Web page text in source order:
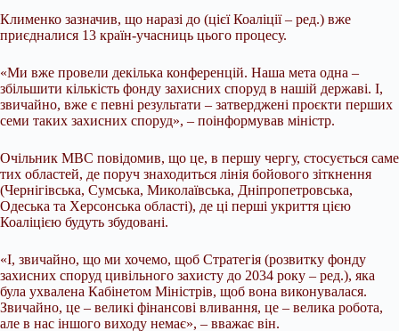
Клименко зазначив, що наразі до (цієї Коаліції – ред.) вже
приєдналися 13 країн-учасниць цього процесу.
«Ми вже провели декілька конференцій. Наша мета одна –
збільшити кількість фонду захисних споруд в нашій державі. І,
звичайно, вже є певні результати – затверджені проєкти перших
семи таких захисних споруд», – поінформував міністр.
Очільник МВС повідомив, що це, в першу чергу, стосується саме
тих областей, де поруч знаходиться лінія бойового зіткнення
(Чернігівська, Сумська, Миколаївська, Дніпропетровська,
Одеська та Херсонська області), де ці перші укриття цією
Коаліцією будуть збудовані.
«І, звичайно, що ми хочемо, щоб Стратегія (розвитку фонду
захисних споруд цивільного захисту до 2034 року – ред.), яка
була ухвалена Кабінетом Міністрів, щоб вона виконувалася.
Звичайно, це – великі фінансові вливання, це – велика робота,
але в нас іншого виходу немає», – вважає він.